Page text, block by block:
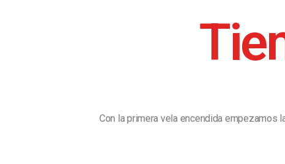
Con la primera vela encendida empezamos